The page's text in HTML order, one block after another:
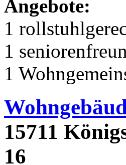
Angebote:
1
1
1
15711
16